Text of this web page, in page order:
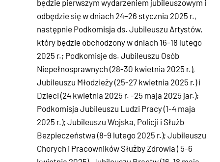
będzie pierwszym wydarzeniem jubileuszowym i
odbędzie się w dniach 24–26 stycznia 2025 r.,
następnie Podkomisja ds. Jubileuszu Artystów,
który będzie obchodzony w dniach 16-18 lutego
2025 r.; Podkomisje ds. Jubileuszu Osób
Niepełnosprawnych (28-30 kwietnia 2025 r.),
Jubileuszu Młodzieży (25-27 kwietnia 2025 r.) i
Dzieci (24 kwietnia 2025 r. -25 maja 2025 jar.);
Podkomisja Jubileuszu Ludzi Pracy (1-4 maja
2025 r.); Jubileuszu Wojska, Policji i Służb
Bezpieczeństwa (8-9 lutego 2025 r.); Jubileuszu
Chorych i Pracowników Służby Zdrowia ( 5-6